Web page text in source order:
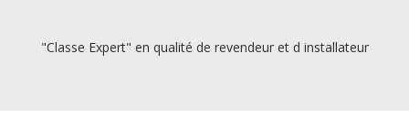
"Classe Expert" en qualité de revendeur et d installateur